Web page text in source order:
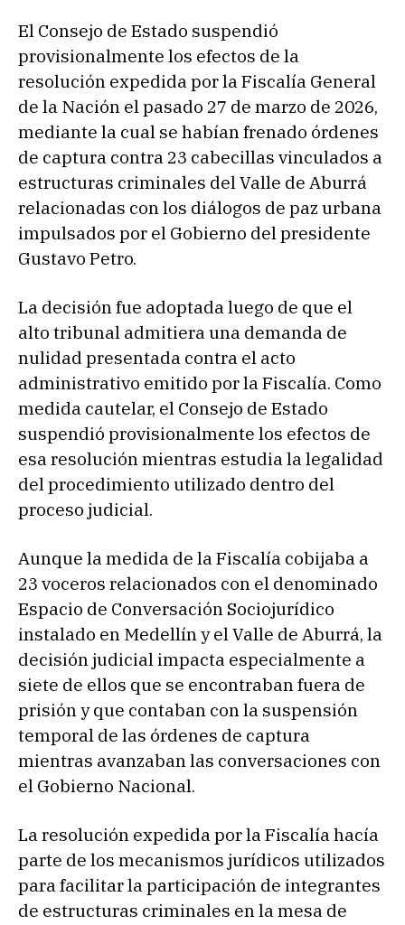
El Consejo de Estado suspendió
provisionalmente los efectos de la
resolución expedida por la Fiscalía General
de la Nación el pasado 27 de marzo de 2026,
mediante la cual se habían frenado órdenes
de captura contra 23 cabecillas vinculados a
estructuras criminales del Valle de Aburrá
relacionadas con los diálogos de paz urbana
impulsados por el Gobierno del presidente
Gustavo Petro.
La decisión fue adoptada luego de que el
alto tribunal admitiera una demanda de
nulidad presentada contra el acto
administrativo emitido por la Fiscalía. Como
medida cautelar, el Consejo de Estado
suspendió provisionalmente los efectos de
esa resolución mientras estudia la legalidad
del procedimiento utilizado dentro del
proceso judicial.
Aunque la medida de la Fiscalía cobijaba a
23 voceros relacionados con el denominado
Espacio de Conversación Sociojurídico
instalado en Medellín y el Valle de Aburrá, la
decisión judicial impacta especialmente a
siete de ellos que se encontraban fuera de
prisión y que contaban con la suspensión
temporal de las órdenes de captura
mientras avanzaban las conversaciones con
el Gobierno Nacional.
La resolución expedida por la Fiscalía hacía
parte de los mecanismos jurídicos utilizados
para facilitar la participación de integrantes
de estructuras criminales en la mesa de